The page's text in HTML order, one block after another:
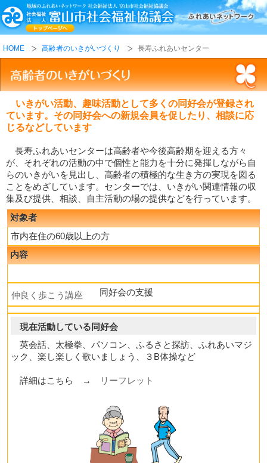
HOME 高齢者のいきがいづくり 長寿ふれあいセンター
いきがい活動、趣味活動として多くの同好会が登録され
ています。その同好会への新規会員を促したり、相談に応
じるなどしています
長寿ふれあいセンターは高齢者や今後高齢期を迎える方々
が、それぞれの活動の中で個性と能力を十分に発揮しながら自
らのいきがいを見出し、高齢者の積極的な生き方の実現を図る
ことをめざしています。センターでは、いきがい関連情報の収
集及び提供、相談、自主活動の場の提供などを行っています。
対象者
市内在住の60歳以上の方
内容
同好会の支援
仲良く歩こう講座
現在活動している同好会
英会話、太極拳、パソコン、ふるさと探訪、ふれあいマジ
ック、楽し楽しく歌いましょう、３B体操など
詳細はこちら → リーフレット